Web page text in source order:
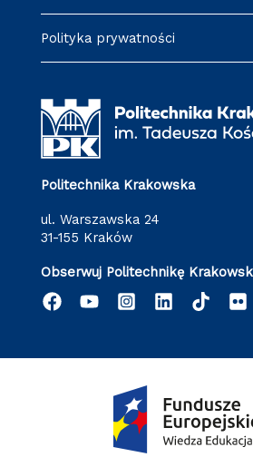
Polityka prywatności
Politechnika Krakowska
ul. Warszawska 24
31-155 Kraków
Obserwuj Politechnikę